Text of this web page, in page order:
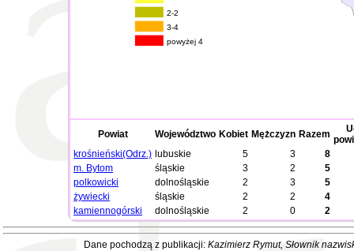
2-2
3-4
powyżej 4
Powiat Województwo Kobiet Mężczyzn Razem
krośnieński(Odrz.) lubuskie 5 3
8
m. Bytom
śląskie 3 2
5
polkowicki
dolnośląskie 2 3
5
żywiecki
śląskie 2 2
4
kamiennogórski
dolnośląskie 2 0 2
Dane pochodzą z publikacji: Kazimierz Rymut, Słownik